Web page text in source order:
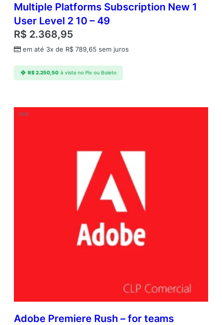
Multiple Platforms Subscription New 1
User Level 2 10 – 49
R$ 2.368,95
em até 3x de R$ 789,65 sem juros
R$2.250,50 à vista no Pix ou Boleto
Adobe Premiere Rush – for teams